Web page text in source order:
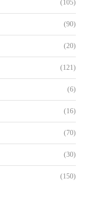
(105)
(90)
(20)
(121)
(6)
(16)
(70)
(30)
(150)